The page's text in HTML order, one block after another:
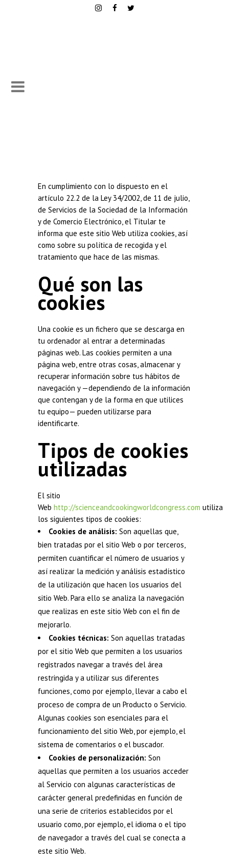
En cumplimiento con lo dispuesto en el
artículo 22.2 de la Ley 34/2002, de 11 de julio,
de Servicios de la Sociedad de la Información
y de Comercio Electrónico, el Titular te
informa que este sitio Web utiliza cookies, así
como sobre su política de recogida y el
tratamiento que hace de las mismas.
Qué son las
cookies
Una cookie es un fichero que se descarga en
tu ordenador al entrar a determinadas
páginas web. Las cookies permiten a una
página web, entre otras cosas, almacenar y
recuperar información sobre tus hábitos de
navegación y —dependiendo de la información
que contengan y de la forma en que utilices
tu equipo— pueden utilizarse para
identificarte.
Tipos de cookies
utilizadas
El sitio
Web http://scienceandcookingworldcongress.com utiliza
los siguientes tipos de cookies:
Cookies de análisis: Son aquellas que,
bien tratadas por el sitio Web o por terceros,
permiten cuantificar el número de usuarios y
así realizar la medición y análisis estadístico
de la utilización que hacen los usuarios del
sitio Web. Para ello se analiza la navegación
que realizas en este sitio Web con el fin de
mejorarlo.
Cookies técnicas: Son aquellas tratadas
por el sitio Web que permiten a los usuarios
registrados navegar a través del área
restringida y a utilizar sus diferentes
funciones, como por ejemplo, llevar a cabo el
proceso de compra de un Producto o Servicio.
Algunas cookies son esenciales para el
funcionamiento del sitio Web, por ejemplo, el
sistema de comentarios o el buscador.
Cookies de personalización: Son
aquellas que permiten a los usuarios acceder
al Servicio con algunas características de
carácter general predefinidas en función de
una serie de criterios establecidos por el
usuario como, por ejemplo, el idioma o el tipo
de navegador a través del cual se conecta a
este sitio Web.